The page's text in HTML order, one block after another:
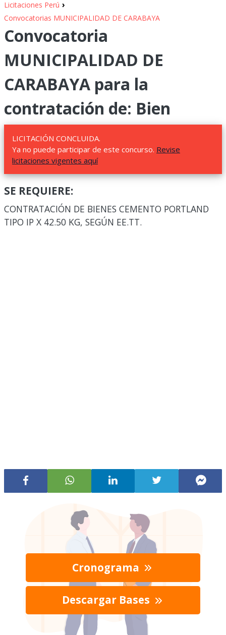
Licitaciones Perú ›
Convocatorias MUNICIPALIDAD DE CARABAYA
Convocatoria
MUNICIPALIDAD DE
CARABAYA para la
contratación de: Bien
LICITACIÓN CONCLUIDA.
Ya no puede participar de este concurso. Revise
licitaciones vigentes aquí
SE REQUIERE:
CONTRATACIÓN DE BIENES CEMENTO PORTLAND
TIPO IP X 42.50 KG, SEGÚN EE.TT.
Cronograma
Descargar Bases